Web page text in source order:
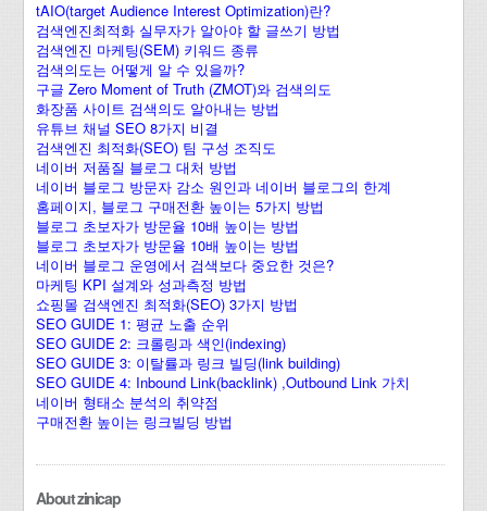
tAIO(target Audience Interest Optimization)란?
검색엔진최적화 실무자가 알아야 할 글쓰기 방법
검색엔진 마케팅(SEM) 키워드 종류
검색의도는 어떻게 알 수 있을까?
구글 Zero Moment of Truth (ZMOT)와 검색의도
화장품 사이트 검색의도 알아내는 방법
유튜브 채널 SEO 8가지 비결
검색엔진 최적화(SEO) 팀 구성 조직도
네이버 저품질 블로그 대처 방법
네이버 블로그 방문자 감소 원인과 네이버 블로그의 한계
홈페이지, 블로그 구매전환 높이는 5가지 방법
블로그 초보자가 방문율 10배 높이는 방법
블로그 초보자가 방문율 10배 높이는 방법
네이버 블로그 운영에서 검색보다 중요한 것은?
마케팅 KPI 설계와 성과측정 방법
쇼핑몰 검색엔진 최적화(SEO) 3가지 방법
SEO GUIDE 1: 평균 노출 순위
SEO GUIDE 2: 크롤링과 색인(indexing)
SEO GUIDE 3: 이탈률과 링크 빌딩(link building)
SEO GUIDE 4: Inbound Link(backlink) ,Outbound Link 가치
네이버 형태소 분석의 취약점
구매전환 높이는 링크빌딩 방법
About zinicap